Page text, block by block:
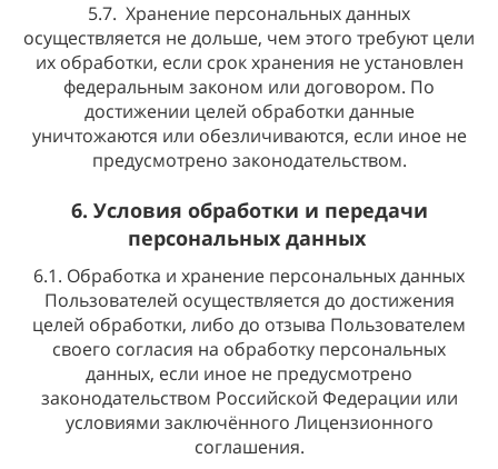
5.7. Хранение персональных данных
осуществляется не дольше, чем этого требуют цели
их обработки, если срок хранения не установлен
федеральным законом или договором. По
достижении целей обработки данные
уничтожаются или обезличиваются, если иное не
предусмотрено законодательством.
6. Условия обработки и передачи
персональных данных
6.1. Обработка и хранение персональных данных
Пользователей осуществляется до достижения
целей обработки, либо до отзыва Пользователем
своего согласия на обработку персональных
данных, если иное не предусмотрено
законодательством Российской Федерации или
условиями заключённого Лицензионного
соглашения.